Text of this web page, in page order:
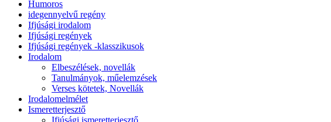
Humoros
idegennyelvű regény
Ifjúsági irodalom
Ifjúsági regények
Ifjúsági regények -klasszikusok
Irodalom
Elbeszélések, novellák
Tanulmányok, műelemzések
Verses kötetek, Novellák
Irodalomelmélet
Ismeretterjesztő
Ifjúsági ismeretterjesztő